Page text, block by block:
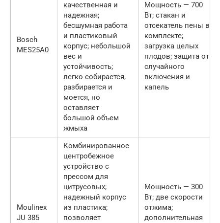
Bosch
MES25A0
качественная и
надежная;
бесшумная работа
и пластиковый
корпус; небольшой
вес и
устойчивость;
легко собирается,
разбирается и
моется, но
оставляет
большой объем
жмыха
Мощность — 700
Вт; стакан и
отсекатель пены в
комплекте;
загрузка целых
плодов; защита от
случайного
включения и
капель
Moulinex
JU 385
Комбинированное
центробежное
устройство с
прессом для
цитрусовых;
надежный корпус
из пластика;
позволяет
Мощность — 300
Вт; две скорости
отжима;
дополнительная